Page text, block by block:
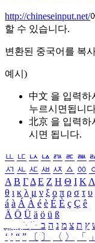
http://chineseinput.net/
할 수 있습니다.
변환된 중국어를 복
예시)
中文 을 입력하
누르시면됩니
北京 을 입력하
시면 됩니다.
ㅥ ㅦ ㅧ ㅨ ㅩ ㅪ ㅫ
ㅺ ㅻ ㅼ ㅽ ㅾ ㅿ ㆀ
Α Β ΓΔ Ε Ζ Η Θ Ι ΚΛ
θ ι κ λ μ ν ξ ο π ρ σ τ υ
á à Á À é è É È ç Ç ê
Ä Ö Ü ä ö ü ß
ִֶֹ ֻּ ׁׂ ץ ת צ מ נ ה ב
‘ ’ “ ” 〔 〕 〈 〉 「 」